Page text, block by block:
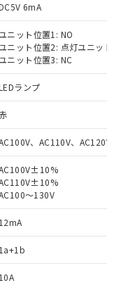
6mA
ユニット位置1: NO
ユニット位置2: 点灯ユニット
ユニット位置3: NC
ランプ
、AC110V、AC120V
～130V
12mA
1a+1b
10A物質）の